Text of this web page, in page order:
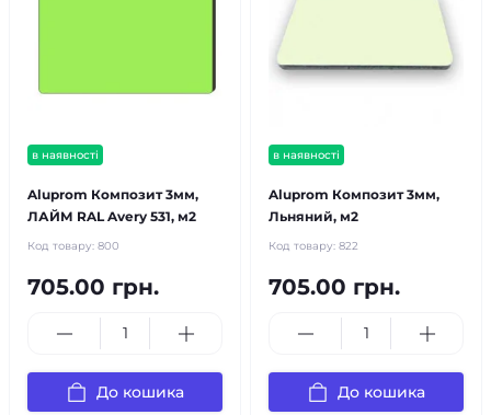
в наявності
Aluprom Композит 3мм,
ЛАЙМ RAL Avery 531, м2
Код товару: 800
705.00 грн.
До кошика
в наявності
Aluprom Композит 3мм,
Льняний, м2
Код товару: 822
705.00 грн.
До кошика